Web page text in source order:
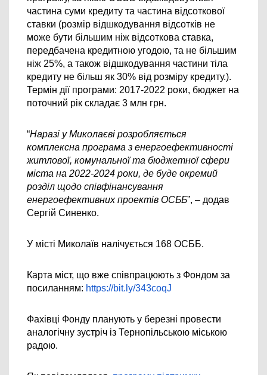
частина суми кредиту та частина відсоткової
ставки (розмір відшкодування відсотків не
може бути більшим ніж відсоткова ставка,
передбачена кредитною угодою, та не більшим
ніж 25%, а також відшкодування частини тіла
кредиту не більш як 30% від розміру кредиту.).
Термін дії програми: 2017-2022 роки, бюджет на
поточний рік складає 3 млн грн.
“Наразі у Миколаєві розробляється
комплексна програма з енергоефективності
житлової, комунальної та бюджетної сфери
міста на 2022-2024 роки, де буде окремий
розділ щодо співфінансування
енергоефективних проектів ОСББ”, – додав
Сергій Синенко.
У місті Миколаїв налічується 168 ОСББ.
Карта міст, що вже співпрацюють з Фондом за
посиланням: https://bit.ly/343coqJ
Фахівці Фонду планують у березні провести
аналогічну зустріч із Тернопільською міською
радою.